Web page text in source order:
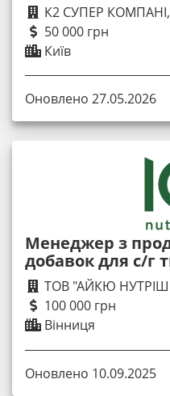
К2 СУПЕР
50 000 грн
Київ
Оновлено 27.05.2026
Менеджер з
добавок для с/г
ТОВ "АЙКЮ
100 000 грн
Вінниця
Оновлено 10.09.2025